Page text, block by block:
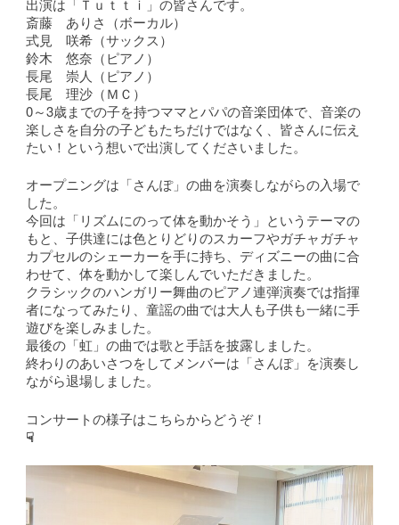
斎藤 ありさ（ボーカル）
式見 咲希（サックス）
鈴木 悠奈（ピアノ）
長尾 崇人（ピアノ）
長尾 理沙（ＭＣ）
0～3歳までの子を持つママとパパの音楽団体で、音楽の
楽しさを自分の子どもたちだけではなく、皆さんに伝え
たい！という想いで出演してくださいました。
オープニングは「さんぽ」の曲を演奏しながらの入場で
した。
今回は「リズムにのって体を動かそう」というテーマの
もと、子供達には色とりどりのスカーフやガチャガチャ
カプセルのシェーカーを手に持ち、ディズニーの曲に合
わせて、体を動かして楽しんでいただきました。
クラシックのハンガリー舞曲のピアノ連弾演奏では指揮
者になってみたり、童謡の曲では大人も子供も一緒に手
遊びを楽しみました。
最後の「虹」の曲では歌と手話を披露しました。
終わりのあいさつをしてメンバーは「さんぽ」を演奏し
ながら退場しました。
コンサートの様子はこちらからどうぞ！
☟